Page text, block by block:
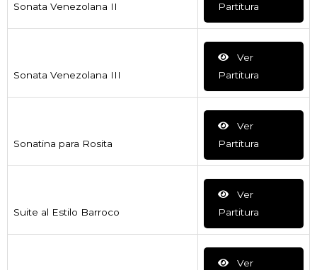
Sonata Venezolana II
Partitura
Sonata Venezolana III
Ver
Partitura
Sonatina para Rosita
Ver
Partitura
Suite al Estilo Barroco
Ver
Partitura
Ver